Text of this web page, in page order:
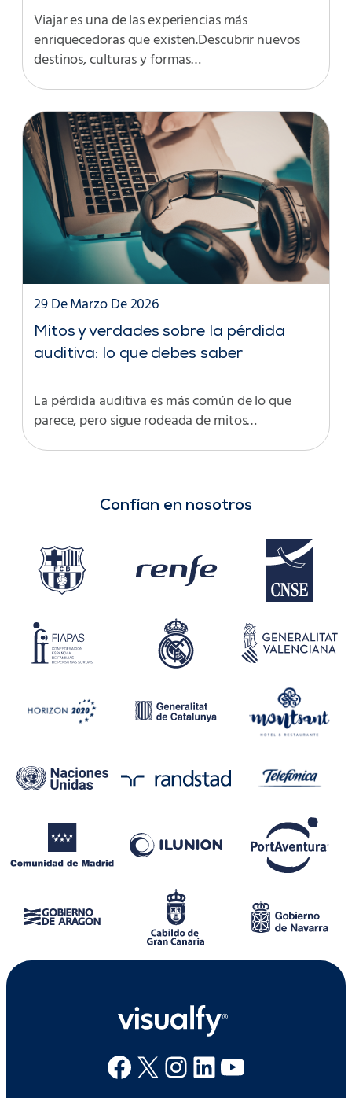
Viajar es una de las experiencias más
enriquecedoras que existen.Descubrir nuevos
destinos, culturas y formas…
Mitos y verdades sobre la pérdida
auditiva: lo que debes saber
29 De Marzo De 2026
La pérdida auditiva es más común de lo que
parece, pero sigue rodeada de mitos…
Confían en nosotros
Facebook
X Instagram
Linkedin
Youtube